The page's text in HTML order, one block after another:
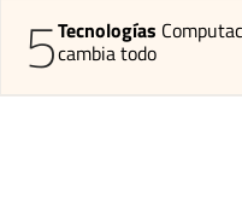
5Tecnologías
cambia todo